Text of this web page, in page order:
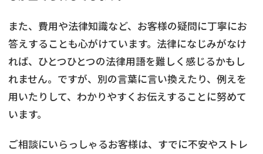
また、費用や法律知識など、お客様の疑問に丁寧にお
答えすることも心がけています。法律になじみがなけ
れば、ひとつひとつの法律用語を難しく感じるかもし
れません。ですが、別の言葉に言い換えたり、例えを
用いたりして、わかりやすくお伝えすることに努めて
います。
ご相談にいらっしゃるお客様は、すでに不安やストレ